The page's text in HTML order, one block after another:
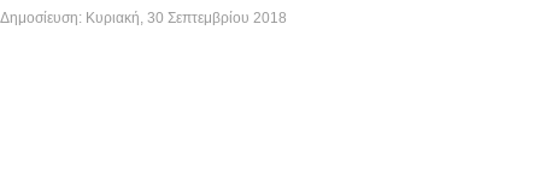
Δημοσίευση: Κυριακή, 30 Σεπτεμβρίου 2018